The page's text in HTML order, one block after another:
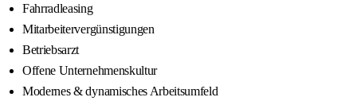
Fahrradleasing
Mitarbeitervergünstigungen
Betriebsarzt
Offene Unternehmenskultur
Modernes & dynamisches Arbeitsumfeld